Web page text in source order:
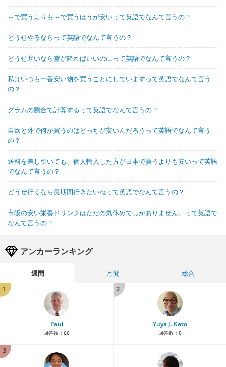
～で買うよりも～で買うほうが安いって英語でなんて言うの？
どうせやるならって英語でなんて言うの？
どうせ寒いなら雪が降ればいいのにって英語でなんて言うの？
私はいつも一番安い物を買うことにしていますって英語でなんて言う
の？
グラムの割合で計算するって英語でなんて言うの？
自炊と外で何か買うのはどっちが安いんだろうって英語でなんて言う
の？
送料を差し引いても、個人輸入した方が日本で買うよりも安いって英語
でなんて言うの？
どうせ行くなら長期間行きたいねって英語でなんて言うの？
市販の安い栄養ドリンクはただの気休めでしかありません。って英語で
なんて言うの？
アンカーランキング
週間 月間
総合
1
Paul
回答数： 66
2
Yuya J. Kato
回答数： 0
3